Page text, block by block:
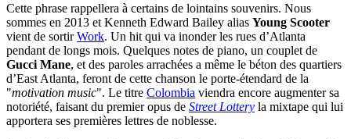
Cette phrase rappellera à certains de lointains souvenirs. Nous
sommes en 2013 et Kenneth Edward Bailey alias Young Scooter
vient de sortirWork. Un hit qui va inonder les rues d’Atlanta
pendant de longs mois. Quelques notes de piano, un couplet de
Gucci Mane, et des paroles arrachées a même le béton des quartiers
d’East Atlanta, feront de cette chanson le porte-étendard de la
"motivation music". Le titre Colombia viendra encore augmenter sa
notoriété, faisant du premier opus de Street Lottery la mixtape qui lui
apportera ses premières lettres de noblesse.